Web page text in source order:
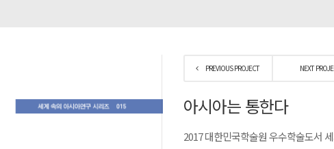
PREVIOUS PROJECT NEXT
아시아는 통한다
2017 대한민국학술원 우수학술도서